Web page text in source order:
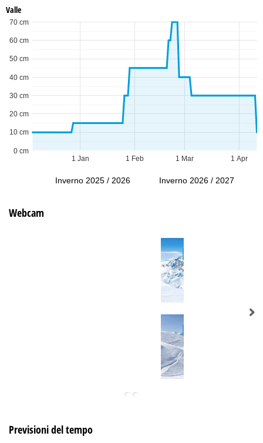
Valle
1 Jan 1 Feb 1 Mar 1 Apr
0 cm
10 cm
20 cm
30 cm
40 cm
50 cm
60 cm
70 cm
Inverno 2025 / 2026 Inverno 2026 / 2027
Webcam
Previsioni del tempo